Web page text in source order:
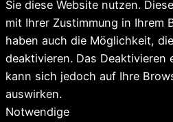
Sie diese Website nutzen.
mit Ihrer Zustimmung in Ihrem
haben auch die Möglichkeit,
deaktivieren. Das Deaktivieren
kann sich jedoch auf Ihre
auswirken.
Notwendige